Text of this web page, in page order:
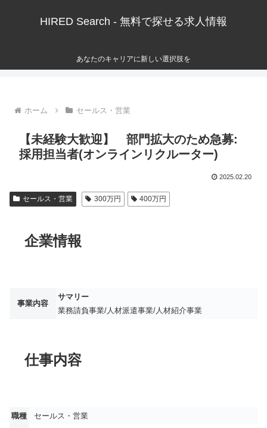
HIRED Search - 無料で探せる求人情報
あなたのキャリアに新しい選択肢を
ホーム セールス・営業
【未経験大歓迎】 部門拡大のため急募:
採用担当者(オンラインリクルーター)
2025.02.20
セールス・営業 300万円 400万円
企業情報
事業内容
サマリー
業務請負事業/人材派遣事業/人材紹介事業
仕事内容
職種
セールス・営業